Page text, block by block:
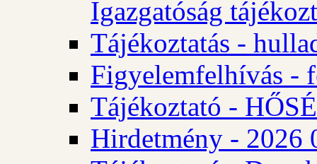
Igazgatóság
Tájékoztatás -
Figyelemfelhívás -
Tájékoztató -
Hirdetmény - 2026